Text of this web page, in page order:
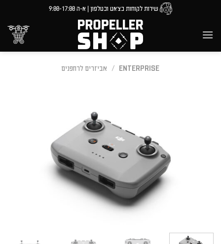
content
שירות לקוחות בצ'אט ובטלפון | א-ה 9:00-17:00
ENTERPRISE
/ אביזרים לרחפנים